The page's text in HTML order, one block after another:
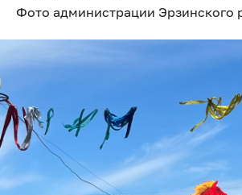
Фото администрации Эрзинского